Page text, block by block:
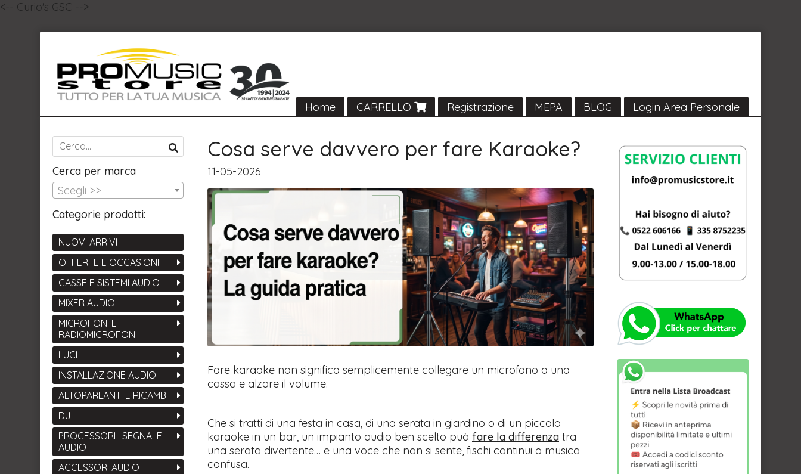
<-- Curio's GSC -->
Home CARRELLO Registrazione MEPA BLOG Login Area Personale
Cosa serve davvero per fare Karaoke?
11-05-2026
Fare karaoke non significa semplicemente collegare un microfono a una
cassa e alzare il volume.
Che si tratti di una festa in casa, di una serata in giardino o di un piccolo
karaoke in un bar, un impianto audio ben scelto può fare la differenzatra
una serata divertente… e una voce che non si sente, fischi continui o musica
confusa.
Cerca per marca
Scegli >>
Categorie prodotti:
NUOVI ARRIVI
OFFERTE E OCCASIONI
CASSE E SISTEMI AUDIO
MIXER AUDIO
MICROFONI E
RADIOMICROFONI
LUCI
INSTALLAZIONE AUDIO
ALTOPARLANTI E RICAMBI
DJ
PROCESSORI | SEGNALE
AUDIO
ACCESSORI AUDIO